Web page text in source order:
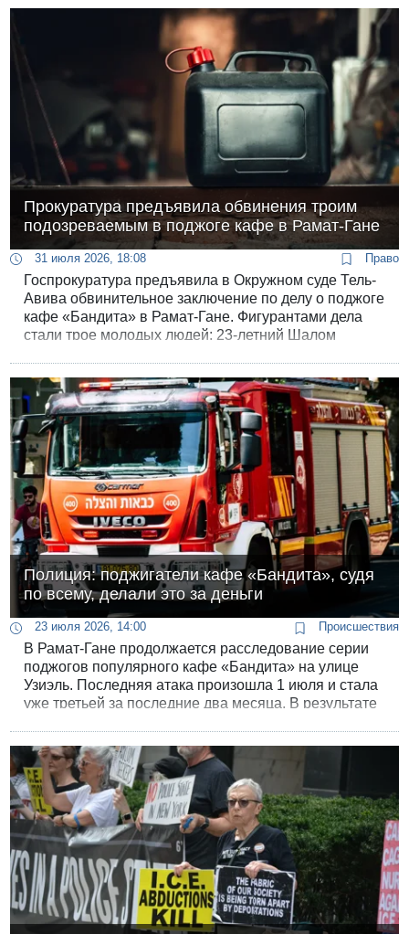
между преступными группировками Мосли и
Джаруши, задержан второй 18-летний
Прокуратура предъявила обвинения троим
подозреваемым в поджоге кафе в Рамат-Гане
31 июля 2026, 18:08 Право
Госпрокуратура предъявила в Окружном суде Тель-
Авива обвинительное заключение по делу о поджоге
кафе «Бандита» в Рамат-Гане. Фигурантами дела
стали трое молодых людей: 23-летний Шалом
которого не разглашается.
Полиция: поджигатели кафе «Бандита», судя
по всему, делали это за деньги
23 июля 2026, 14:00 Происшествия
В Рамат-Гане продолжается расследование серии
поджогов популярного кафе «Бандита» на улице
Узиэль. Последняя атака произошла 1 июля и стала
уже третьей за последние два месяца. В результате
систематических нападений стало неприятие
работы кафе по субботам со стороны радикально
настроенных групп.